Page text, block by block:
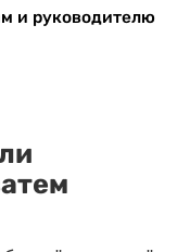
и руководителю